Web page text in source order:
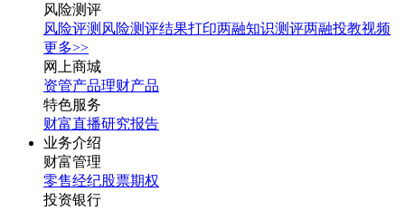
风险测评
风险评测 风险测评结果打印两融知识测评两融投教视频
更多>>
网上商城
资管产品理财产品
特色服务
财富直播研究报告
业务介绍
财富管理
零售经纪股票期权
投资银行